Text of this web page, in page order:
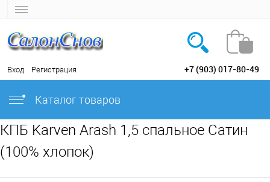
Вход Регистрация +7 (903) 017-80-49
Каталог товаров
КПБ Karven Arash 1,5 спальное Сатин
(100% хлопок)